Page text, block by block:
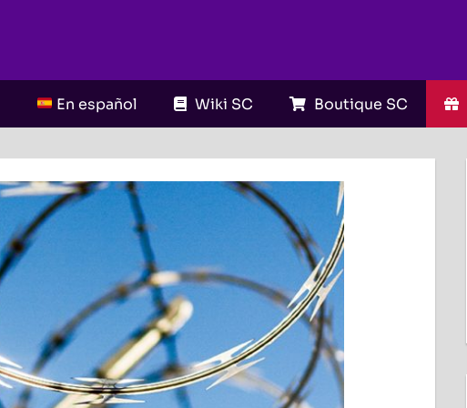
En español Wiki SC Boutique SC